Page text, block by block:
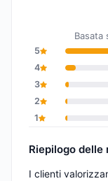
Basata
5
4
3
2
1
Riepilogo delle
I clienti